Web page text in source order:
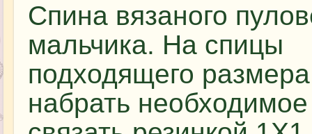
Спина вязаного
мальчика. На спицы
подходящего
набрать